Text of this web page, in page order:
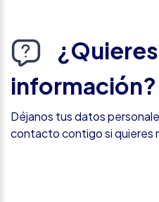
información?
Déjanos tus datos
contacto contigo si quieres